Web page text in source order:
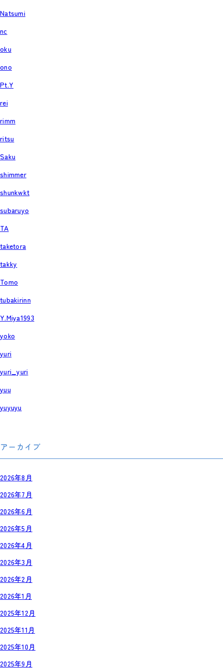
Natsumi
nc
oku
ono
Pt.Y
rei
rimm
ritsu
Saku
shimmer
shunkwkt
subaruyo
TA
taketora
takky
Tomo
tubakirinn
Y.Miya1993
yoko
yuri
yuri_yuri
yuu
yuyuyu
アーカイブ
2026年8月
2026年7月
2026年6月
2026年5月
2026年4月
2026年3月
2026年2月
2026年1月
2025年12月
2025年11月
2025年10月
2025年9月